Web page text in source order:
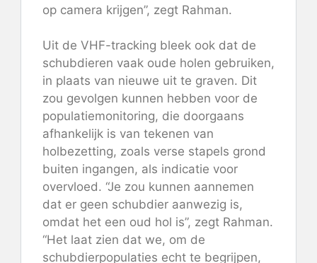
op camera krijgen”, zegt Rahman.
Uit de VHF-tracking bleek ook dat de
schubdieren vaak oude holen gebruiken,
in plaats van nieuwe uit te graven. Dit
zou gevolgen kunnen hebben voor de
populatiemonitoring, die doorgaans
afhankelijk is van tekenen van
holbezetting, zoals verse stapels grond
buiten ingangen, als indicatie voor
overvloed. “Je zou kunnen aannemen
dat er geen schubdier aanwezig is,
omdat het een oud hol is”, zegt Rahman.
“Het laat zien dat we, om de
schubdierpopulaties echt te begrijpen,